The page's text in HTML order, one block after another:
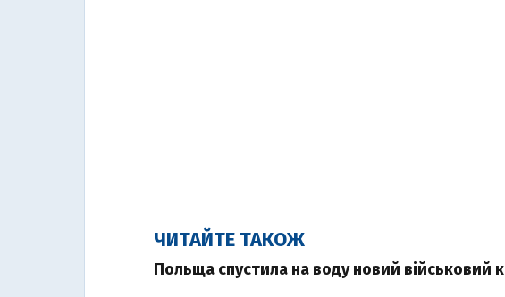
ЧИТАЙТЕ ТАКОЖ
Польща спустила на воду новий військовий